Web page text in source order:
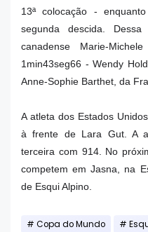
13ª colocação -
segunda descida.
canadense Marie-
1min43seg66 - Wendy
Anne-Sophie Barthet, da
A atleta dos Estados
à frente de Lara Gut. A
terceira com 914. No
competem em Jasna, na
de Esqui Alpino.
Copa do Mundo